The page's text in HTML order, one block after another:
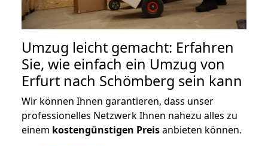
Umzug leicht gemacht: Erfahren
Sie, wie einfach ein Umzug von
Erfurt nach Schömberg sein kann
Wir können Ihnen garantieren, dass unser
professionelles Netzwerk Ihnen nahezu alles zu
einem kostengünstigen Preisanbieten können.